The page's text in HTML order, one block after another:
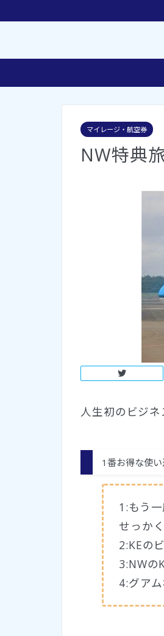
マイレージ・航空券
NW特典
人生初のビジネ
1番お得な使
1:もう
せっか
2:KEの
3:NWの
4:グア